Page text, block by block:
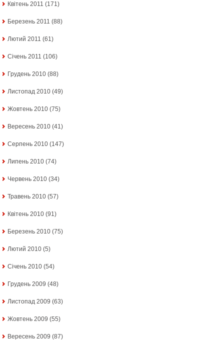
Квітень 2011 (171)
Березень 2011 (88)
Лютий 2011 (61)
Січень 2011 (106)
Грудень 2010 (88)
Листопад 2010 (49)
Жовтень 2010 (75)
Вересень 2010 (41)
Серпень 2010 (147)
Липень 2010 (74)
Червень 2010 (34)
Травень 2010 (57)
Квітень 2010 (91)
Березень 2010 (75)
Лютий 2010 (5)
Січень 2010 (54)
Грудень 2009 (48)
Листопад 2009 (63)
Жовтень 2009 (55)
Вересень 2009 (87)